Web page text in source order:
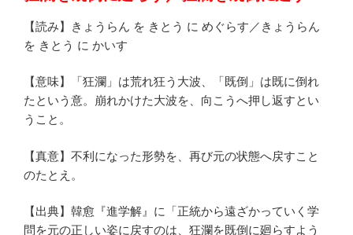
【読み】きょうらん を きとう に めぐらす／きょうらん
を きとう に かいす
【意味】「狂瀾」は荒れ狂う大波、「既倒」は既に倒れ
たという意。崩れかけた大波を、向こうへ押し返すとい
うこと。
【真意】不利になった形勢を、再び元の状態へ戻すこと
のたとえ。
【出典】韓愈『進学解』に「正統から遠ざかっていく学
問を元の正しい姿に戻すのは、狂瀾を既倒に廻らすよう